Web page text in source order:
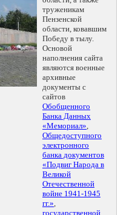
труженикам
Пензенской
области, ковавшим
Победу в тылу.
Основой
наполнения сайта
являются военные
архивные
документы с
сайтов
Обобщенного
Банка Данных
«Мемориал»,
Общедоступного
электронного
банка документов
«Подвиг Народа в
Великой
Отечественной
войне 1941-1945
гг.»,
государственной